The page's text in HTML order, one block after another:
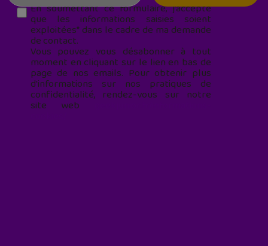
En soumettant ce formulaire, j’accepte
que les informations saisies soient
exploitées* dans le cadre de ma demande
de contact.
Vous pouvez vous désabonner à tout
moment en cliquant sur le lien en bas de
page de nos emails. Pour obtenir plus
d'informations sur nos pratiques de
confidentialité, rendez-vous sur notre
site web